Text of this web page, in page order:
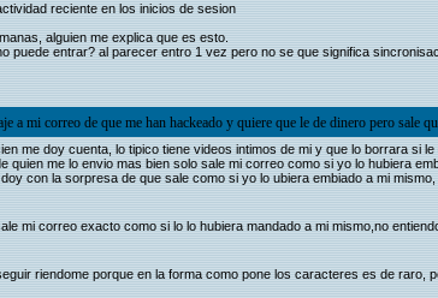
reciente en los inicios de sesion
alguien me explica que es esto.
puede entrar? al parecer entro 1 vez pero no se que significa
a mi correo de que me han hackeado y quiere que le de dinero pero sale
me doy cuenta, lo tipico tiene videos intimos de mi y que lo borrara si
me lo envio mas bien solo sale mi correo como si yo lo hubiera
con la sorpresa de que sale como si yo lo ubiera embiado a mi
mi correo exacto como si lo lo hubiera mandado a mi mismo,no
riendome porque en la forma como pone los caracteres es de